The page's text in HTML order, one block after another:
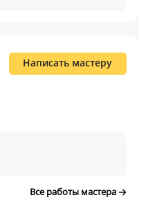
Написать мастеру
Все работы мастера